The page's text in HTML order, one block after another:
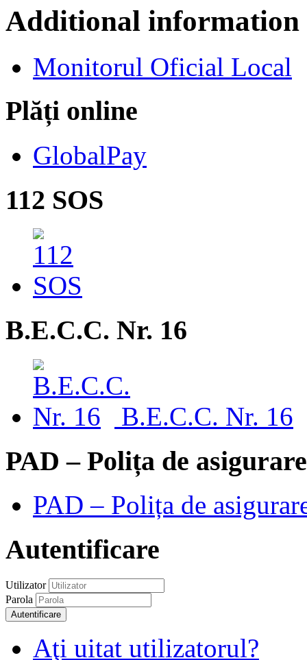
Additional information
Monitorul Oficial Local
Plăți online
GlobalPay
112 SOS
B.E.C.C. Nr. 16
B.E.C.C. Nr. 16
PAD – Polița de asigurare
PAD – Polița de
Autentificare
Utilizator
Parola
Autentificare
Aţi uitat utilizatorul?